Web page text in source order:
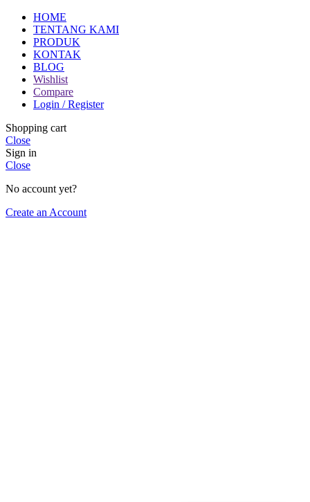
HOME
TENTANG KAMI
PRODUK
KONTAK
BLOG
Wishlist
Compare
Login / Register
Shopping cart
Close
Sign in
Close
No account yet?
Create an Account